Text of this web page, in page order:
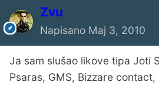
Zvu
Napisano Maj 3, 2010
Ja sam slušao likove tipa Joti
Psaras, GMS, Bizzare